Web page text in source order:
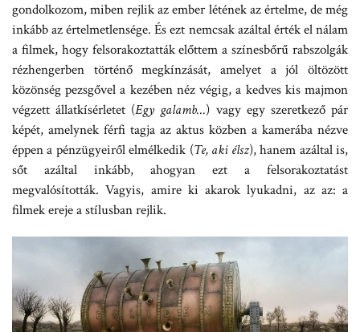
gondolkozom, miben rejlik az ember létének az értelme, de még
inkább az értelmetlensége. És ezt nemcsak azáltal érték el nálam
a filmek, hogy felsorakoztatták előttem a színesbőrű rabszolgák
rézhengerben történő megkínzását, amelyet a jól öltözött
közönség pezsgővel a kezében néz végig, a kedves kis majmon
végzett állatkísérletet (Egy galamb…) vagy egy szeretkező pár
képét, amelynek férfi tagja az aktus közben a kamerába nézve
éppen a pénzügyeiről elmélkedik (Te, aki élsz), hanem azáltal is,
sőt azáltal inkább, ahogyan ezt a felsorakoztatást
megvalósították. Vagyis, amire ki akarok lyukadni, az az: a
filmek ereje a stílusban rejlik.